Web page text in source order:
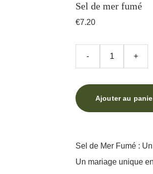
Sel de mer fumé
€7.20
- +
Ajouter au
Sel de Mer Fumé :
Un mariage unique